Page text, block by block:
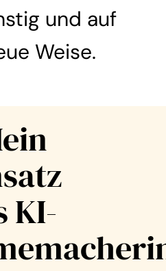
und auf
Weise.
KI-